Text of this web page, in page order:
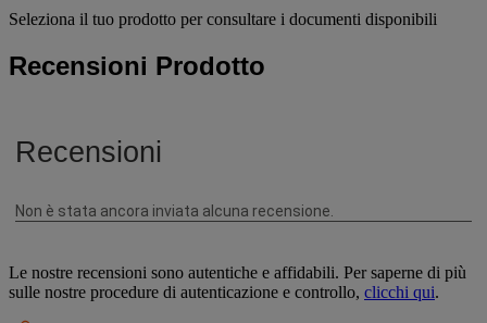
Seleziona il tuo prodotto per consultare i documenti disponibili
Recensioni Prodotto
Le nostre recensioni sono autentiche e affidabili. Per saperne di più
sulle nostre procedure di autenticazione e controllo, clicchi qui.